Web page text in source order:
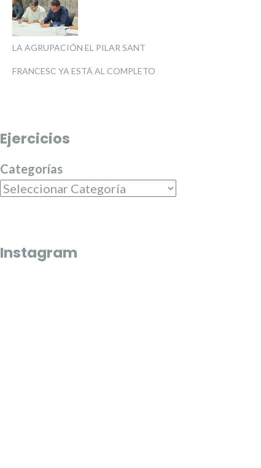
LA AGRUPACIÓN EL PILAR SANT
FRANCESC YA ESTÁ AL COMPLETO
Ejercicios
Categorías
Instagram